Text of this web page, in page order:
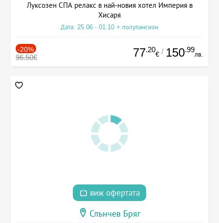
Луксозен СПА релакс в най-новия хотел Империя в
Хисаря
Дата: 25.06 - 01.10 + полупансион
-20%
96.50€ 77.20
€ / 150.99
лв.
виж офертата
Слънчев Бряг